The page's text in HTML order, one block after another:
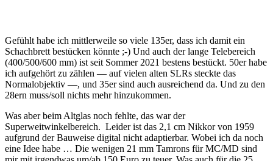
Gefühlt habe ich mittlerweile so viele 135er, dass ich damit ein
Schachbrett bestücken könnte ;-) Und auch der lange Telebereich
(400/500/600 mm) ist seit Sommer 2021 bestens bestückt. 50er habe
ich aufgehört zu zählen — auf vielen alten SLRs steckte das
Normalobjektiv —, und 35er sind auch ausreichend da. Und zu den
28ern muss/soll nichts mehr hinzukommen.
Was aber beim Altglas noch fehlte, das war der
Superweitwinkelbereich. Leider ist das 2,1 cm Nikkor von 1959
aufgrund der Bauweise digital nicht adaptierbar. Wobei ich da noch
eine Idee habe … Die wenigen 21 mm Tamrons für MC/MD sind